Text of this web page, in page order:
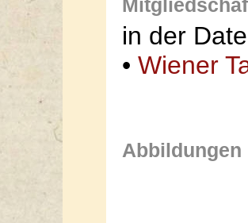
in der
• Wiener
Abbildungen